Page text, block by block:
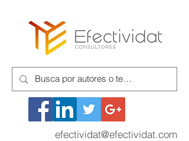
efectividat@efectividat.com